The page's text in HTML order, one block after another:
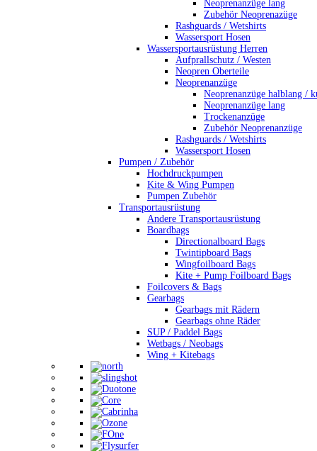
Neoprenanzüge lang
Zubehör Neoprenazüge
Rashguards / Wetshirts
Wassersport Hosen
Wassersportausrüstung Herren
Aufprallschutz / Westen
Neopren Oberteile
Neoprenanzüge
Neoprenanzüge halblang /
Neoprenanzüge lang
Trockenanzüge
Zubehör Neoprenanzüge
Rashguards / Wetshirts
Wassersport Hosen
Pumpen / Zubehör
Hochdruckpumpen
Kite & Wing Pumpen
Pumpen Zubehör
Transportausrüstung
Andere Transportausrüstung
Boardbags
Directionalboard Bags
Twintipboard Bags
Wingfoilboard Bags
Kite + Pump Foilboard Bags
Foilcovers & Bags
Gearbags
Gearbags mit Rädern
Gearbags ohne Räder
SUP / Paddel Bags
Wetbags / Neobags
Wing + Kitebags